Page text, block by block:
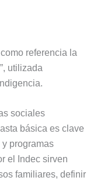
referencia la
utilizada
sociales
básica es clave
programas
el Indec sirven
familiares, definir